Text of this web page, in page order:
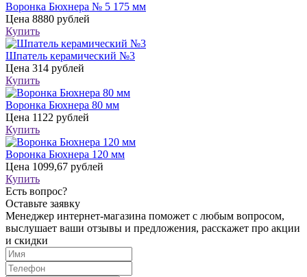
Воронка Бюхнера № 5 175 мм
Цена 8880 рублей
Купить
Шпатель керамический №3
Цена 314 рублей
Купить
Воронка Бюхнера 80 мм
Цена 1122 рублей
Купить
Воронка Бюхнера 120 мм
Цена 1099,67 рублей
Купить
Есть вопрос?
Оставьте заявку
Менеджер интернет-магазина поможет с любым вопросом,
выслушает ваши отзывы и предложения, расскажет про акции
и скидки